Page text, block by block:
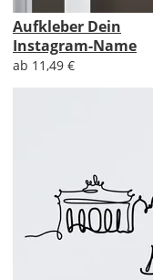
Aufkleber Dein
Instagram-Name
ab 11,49 €